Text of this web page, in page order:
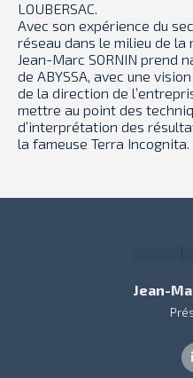
LOUBERSAC.
Avec son expérience du
réseau dans le milieu de la
Jean-Marc SORNIN prend
de ABYSSA, avec une
de la direction de
mettre au point des
d’interprétation des
la fameuse Terra Incognita.
Jean-